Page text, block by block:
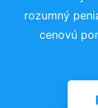
rozumný
cenovú